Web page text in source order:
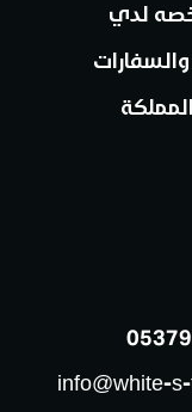
لدي
والسفارات